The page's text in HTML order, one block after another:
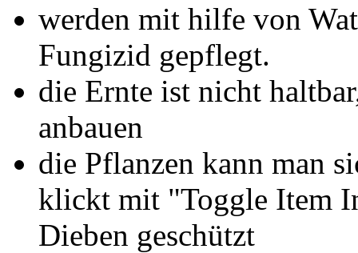
werden mit hilfe von
Fungizid gepflegt.
die Ernte ist nicht
anbauen
die Pflanzen kann man
klickt mit "Toggle Item
Dieben geschützt